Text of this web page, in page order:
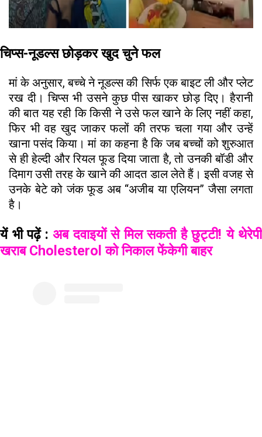
चिप्स-नूडल्स छोड़कर खुद चुने फल
मां के अनुसार, बच्चे ने नूडल्स की सिर्फ एक बाइट ली और प्लेट
रख दी। चिप्स भी उसने कुछ पीस खाकर छोड़ दिए। हैरानी
की बात यह रही कि किसी ने उसे फल खाने के लिए नहीं कहा,
फिर भी वह खुद जाकर फलों की तरफ चला गया और उन्हें
खाना पसंद किया। मां का कहना है कि जब बच्चों को शुरुआत
से ही हेल्दी और रियल फूड दिया जाता है, तो उनकी बॉडी और
दिमाग उसी तरह के खाने की आदत डाल लेते हैं। इसी वजह से
उनके बेटे को जंक फूड अब “अजीब या एलियन” जैसा लगता
है।
यें भी पढ़ें : अब दवाइयों से मिल सकती है छुट्टी! ये थेरेपी
खराब Cholesterol को निकाल फेंकेगी बाहर